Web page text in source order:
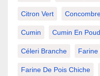
Citron Vert
Cumin Cumin En
Céleri Branche Farine
Farine De Pois Chiche